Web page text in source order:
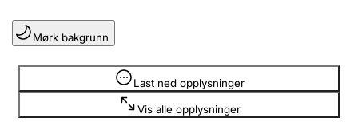
Lag og forening
Registrere, endre, slette
Mørk bakgrunn
Last ned opplysninger
Vis alle opplysninger
Opplysninger er skjult